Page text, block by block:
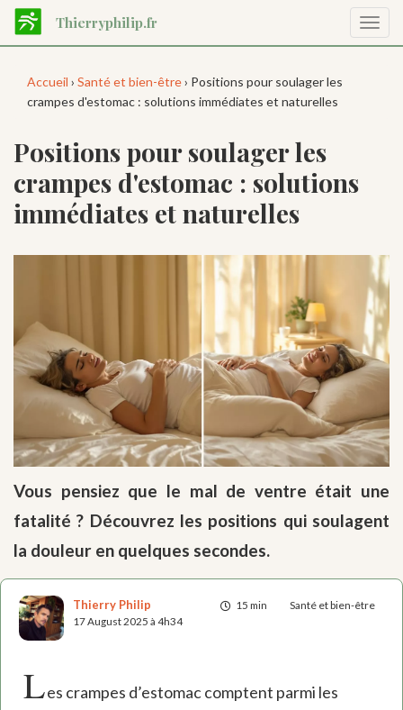
Aller
contenu
Thierryphilip.fr
la
Accueil › Santé et bien-être› Positions pour soulager les
crampes d'estomac : solutions immédiates et naturelles
Positions pour soulager les
crampes d'estomac : solutions
immédiates et naturelles
Vous pensiez que le mal de ventre était une
fatalité ? Découvrez les positions qui soulagent
la douleur en quelques secondes.
15 min Santé et bien-être
Thierry Philip
17 August 2025 à 4h34
Les crampes d’estomac comptent parmi les